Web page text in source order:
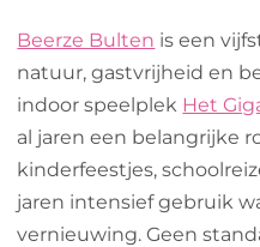
Beerze Bulten is een
natuur, gastvrijheid en
indoor speelplek Het
al jaren een belangrijke
kinderfeestjes,
jaren intensief gebruik
vernieuwing. Geen